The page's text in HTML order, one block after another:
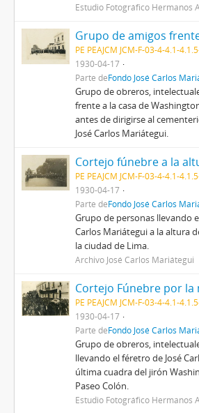
Estudio Fotográfico Hermanos
PE PEAJCM JCM-F-03-4-4.1-
1930-04-17
Parte deFondo José Carlos
Grupo de obreros,
frente a la casa de
antes de dirigirse al
José Carlos Mariátegui.
PE PEAJCM JCM-F-03-4-4.1-
1930-04-17
Parte deFondo José Carlos
Grupo de personas llevando
Carlos Mariátegui a la altura
la ciudad de Lima.
Archivo José Carlos Mariátegui
PE PEAJCM JCM-F-03-4-4.1-
1930-04-17
Parte deFondo José Carlos
Grupo de obreros,
llevando el féretro de José
última cuadra del jirón
Paseo Colón.
Estudio Fotográfico Hermanos